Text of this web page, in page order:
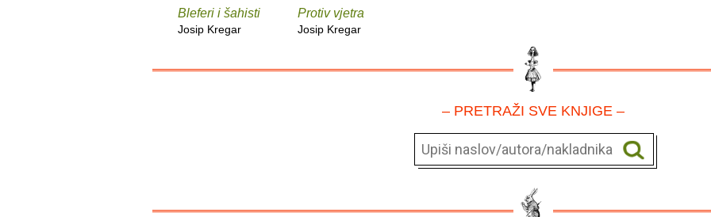
Bleferi i šahisti
Josip Kregar
Protiv vjetra
Josip Kregar
– PRETRAŽI SVE KNJIGE –